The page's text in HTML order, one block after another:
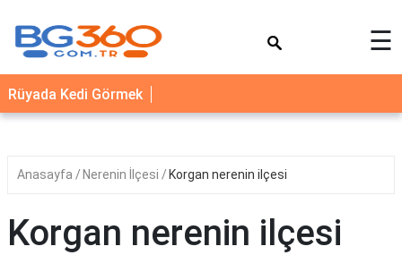
YEMEK
TARİFLERİ
SAĞLIK
☰
Rüyada Kedi Görmek
Anasayfa Nerenin İlçesi Korgan nerenin ilçesi
Korgan nerenin ilçesi